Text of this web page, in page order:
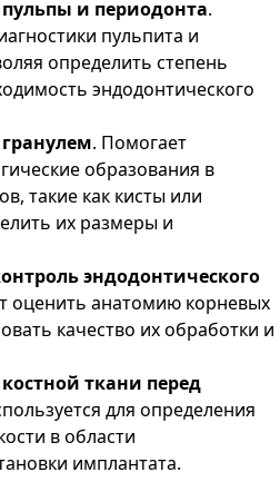
и периодонта.
пульпита и
определить степень
эндодонтического
. Помогает
образования в
такие как кисты или
их размеры и
эндодонтического
оценить анатомию корневых
качество их обработки и
ткани перед
для определения
в области
имплантата.